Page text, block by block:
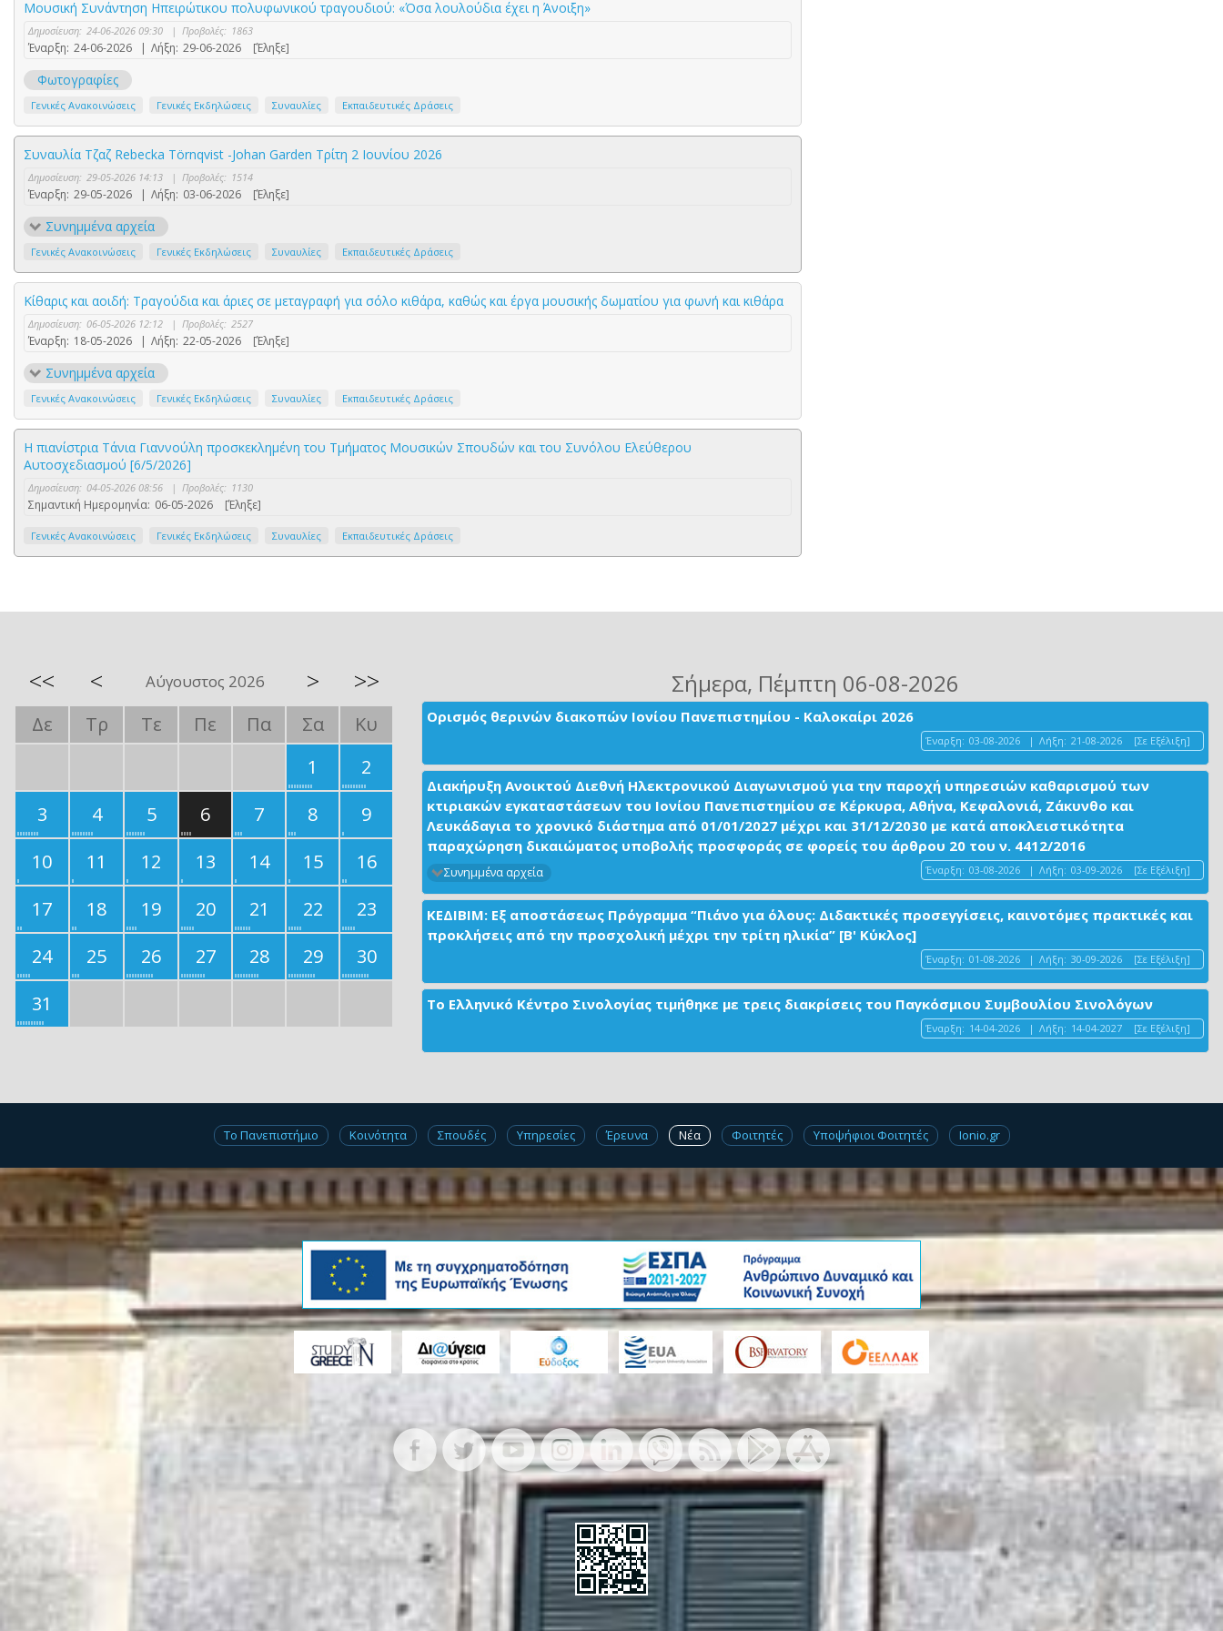
Μουσική Συνάντηση Ηπειρώτικου πολυφωνικού τραγουδιού: «Όσα λουλούδια έχει η Άνοιξη»
Δημοσίευση: 24-06-2026 09:30 | Προβολές: 1863
Έναρξη: 24-06-2026 | Λήξη: 29-06-2026 [Έληξε]
Φωτογραφίες
Γενικές Ανακοινώσεις Γενικές Εκδηλώσεις Συναυλίες Εκπαιδευτικές Δράσεις
Συναυλία Τζαζ Rebecka Törnqvist -Johan Garden Τρίτη 2 Ιουνίου 2026
Δημοσίευση: 29-05-2026 14:13 | Προβολές: 1514
Έναρξη: 29-05-2026 | Λήξη: 03-06-2026 [Έληξε]
Συνημμένα αρχεία
Γενικές Ανακοινώσεις Γενικές Εκδηλώσεις Συναυλίες Εκπαιδευτικές Δράσεις
Κίθαρις και αοιδή: Τραγούδια και άριες σε μεταγραφή για σόλο κιθάρα, καθώς και έργα μουσικής δωματίου για φωνή και κιθάρα
Δημοσίευση: 06-05-2026 12:12 | Προβολές: 2527
Έναρξη: 18-05-2026 | Λήξη: 22-05-2026 [Έληξε]
Συνημμένα αρχεία
Γενικές Ανακοινώσεις Γενικές Εκδηλώσεις Συναυλίες Εκπαιδευτικές Δράσεις
Η πιανίστρια Τάνια Γιαννούλη προσκεκλημένη του Τμήματος Μουσικών Σπουδών και του Συνόλου Ελεύθερου
Αυτοσχεδιασμού [6/5/2026]
Δημοσίευση: 04-05-2026 08:56 | Προβολές: 1130
Σημαντική Ημερομηνία: 06-05-2026 [Έληξε]
Γενικές Ανακοινώσεις Γενικές Εκδηλώσεις Συναυλίες Εκπαιδευτικές Δράσεις
<< < Αύγουστος 2026 > >>
Δε Τρ Τε Πε Πα Σα
Κυ
1
2
3
4 5 6 7 8
9
10
11 12 13 14 15
16
17
18 19 20 21 22
23
24
25 26 27 28 29
30
31
Σήμερα, Πέμπτη 06-08-2026
Ορισμός θερινών διακοπών Ιονίου Πανεπιστημίου - Καλοκαίρι 2026
Έναρξη: 03-08-2026 | Λήξη: 21-08-2026 [Σε Εξέλιξη]
Διακήρυξη Ανοικτού Διεθνή Ηλεκτρονικού Διαγωνισμού για την παροχή υπηρεσιών καθαρισμού των
κτιριακών εγκαταστάσεων του Ιονίου Πανεπιστημίου σε Κέρκυρα, Αθήνα, Κεφαλονιά, Ζάκυνθο και
Λευκάδαγια το χρονικό διάστημα από 01/01/2027 μέχρι και 31/12/2030 με κατά αποκλειστικότητα
παραχώρηση δικαιώματος υποβολής προσφοράς σε φορείς του άρθρου 20 του ν. 4412/2016
Έναρξη: 03-08-2026 | Λήξη: 03-09-2026 [Σε Εξέλιξη]
Συνημμένα αρχεία
ΚΕΔΙΒΙΜ: Εξ αποστάσεως Πρόγραμμα “Πιάνο για όλους: Διδακτικές προσεγγίσεις, καινοτόμες πρακτικές και
προκλήσεις από την προσχολική μέχρι την τρίτη ηλικία” [Β' Κύκλος]
Έναρξη: 01-08-2026 | Λήξη: 30-09-2026 [Σε Εξέλιξη]
Το Ελληνικό Κέντρο Σινολογίας τιμήθηκε με τρεις διακρίσεις του Παγκόσμιου Συμβουλίου Σινολόγων
Έναρξη: 14-04-2026 | Λήξη: 14-04-2027 [Σε Εξέλιξη]
Το Πανεπιστήμιο Κοινότητα Σπουδές Υπηρεσίες Έρευνα Νέα Φοιτητές Υποψήφιοι Φοιτητές Ionio.gr